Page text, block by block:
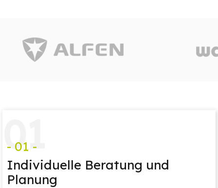
01
- 01 -
Individuelle Beratung und
Planung